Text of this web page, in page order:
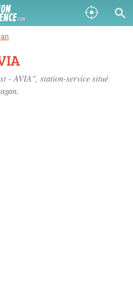
- AVIA", station-service situé